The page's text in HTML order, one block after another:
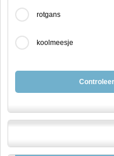
rotgans
koolmeesje
Controleer